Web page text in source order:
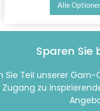
Alle
Sparen Sie
Sie Teil unserer
Zugang zu